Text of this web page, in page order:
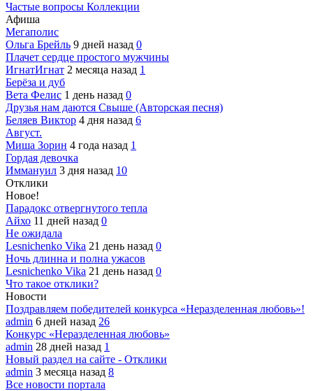
Частые вопросы Коллекции
Афиша
Мегаполис
Ольга Брейль 9 дней назад 0
Плачет сердце простого мужчины
ИгнатИгнат 2 месяца назад 1
Берёза и дуб
Вета Фелис 1 день назад 0
Друзья нам даются Свыше (Авторская песня)
Беляев Виктор 4 дня назад 6
Август.
Миша Зорин 4 года назад 1
Гордая девочка
Иммануил 3 дня назад 10
Отклики
Новое!
Парадокс отвергнутого тепла
Айхо 11 дней назад 0
Не ожидала
Lesnichenko Vika 21 день назад 0
Ночь длинна и полна ужасов
Lesnichenko Vika 21 день назад 0
Что такое отклики?
Новости
Поздравляем победителей конкурса «Неразделенная любовь»!
admin 6 дней назад 26
Конкурс «Неразделенная любовь»
admin 28 дней назад 1
Новый раздел на сайте - Отклики
admin 3 месяца назад 8
Все новости портала